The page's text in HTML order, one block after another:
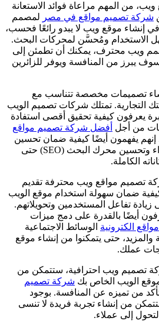
ويب، من المهم مراعاة فوائد الاستعانة
شركة تصميم مواقع في مصر لمصمم
إنشاء موقع ويب لا يبدو رائعًا فحسب،
الاستخدام ومُحسَّن لمحركات البحث.
ويب محترف، يمكنك أن تطمئن إلى
يبرز من المنافسة ويوفر للزائرين
تصميمات مخصصة تتناسب مع
التجارية. تمتلك شركات تصميم الويب
يعرفون كيفية تحقيق أقصى استفادة
من أجل أفضل شركة تصميم مواقع
يفهمون أيضًا كيفية ضمان تحسين
موقع الويب الخاص بك للأداء وتحسين محرك البحث (SEO) حتى
الكاملة.
تصميم مواقع ويب محترفة تقديم
ضمان سهولة استخدام موقع الويب
تفاعل المستخدمين وتحويلاتهم.
أيضًا بالقدرة على دمج ميزات
الكترونية الوسائط الاجتماعية
والمزيد، حتى يتمكنوا من إنشاء موقع
عملك.
تصميم ويب احترافية، ستتمكن من
الويب الخاص بك شركة تصميم
من تميزه عن المنافسة. بوجود
من إنشاء تجربة فريدة لا تنسى
إلى عملاء.